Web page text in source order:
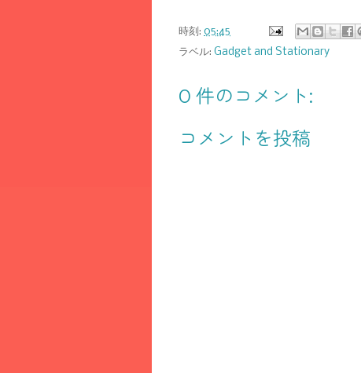
時刻: 05:45
ラベル: Gadget and Stationary
0 件のコメント:
コメントを投稿